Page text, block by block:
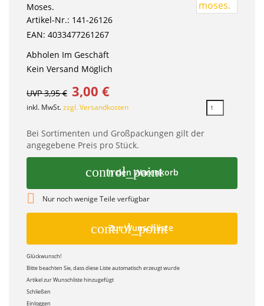
Moses.
Artikel-Nr.: 141-26126
EAN: 4033477261267
Abholen Im Geschäft
Kein Versand Möglich
UVP 3,95 € 3,00 €
inkl. MwSt.zzgl. Versandkosten
Bei Sortimenten und Großpackungen gilt der
angegebene Preis pro Stück.
control_point
In den Warenkorb
 Nur noch wenige Teile verfügbar
control_point
Zur Wunschliste
Glückwunsch!
Bitte beachten Sie, dass diese Liste automatisch erzeugt wurde
Artikel zur Wunschliste hinzugefügt
Schließen
Einloggen